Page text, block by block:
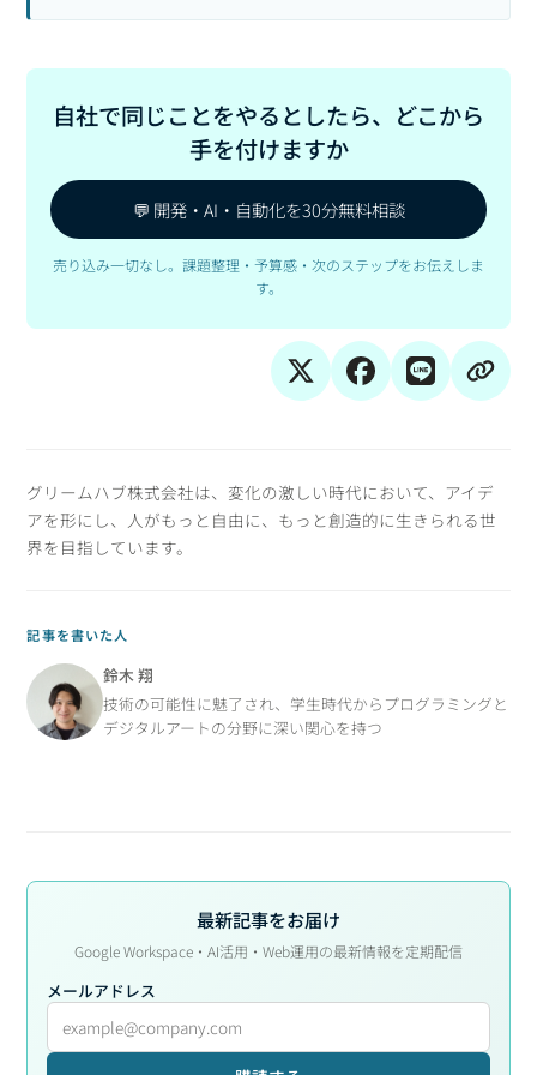
自社で同じことをやるとしたら、どこから
手を付けますか
💬 開発・AI・自動化を30分無料相談
売り込み一切なし。課題整理・予算感・次のステップをお伝えしま
す。
グリームハブ株式会社は、変化の激しい時代において、アイデ
アを形にし、人がもっと自由に、もっと創造的に生きられる世
界を目指しています。
記事を書いた人
鈴木 翔
技術の可能性に魅了され、学生時代からプログラミングと
デジタルアートの分野に深い関心を持つ
最新記事をお届け
Google Workspace・AI活用・Web運用の最新情報を定期配信
メールアドレス